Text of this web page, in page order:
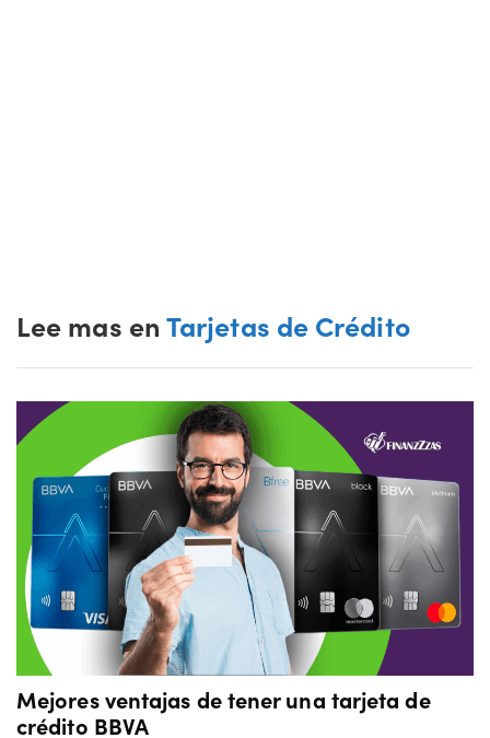
Lee mas en Tarjetas de Crédito
Mejores ventajas de tener una tarjeta de
crédito BBVA